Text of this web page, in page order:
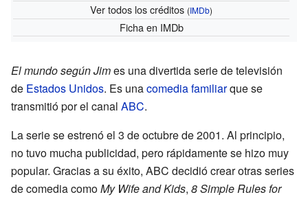
Ver todos los créditos (IMDb)
Fichaen IMDb
El mundo según Jimes una divertida serie de televisión
de Estados Unidos. Es unacomedia familiarque se
transmitió por el canal ABC.
La serie se estrenó el 3 de octubre de 2001. Al principio,
no tuvo mucha publicidad, pero rápidamente se hizo muy
popular. Gracias a su éxito, ABC decidió crear otras series
de comedia comoMy Wife and Kids, 8 Simple Rules for